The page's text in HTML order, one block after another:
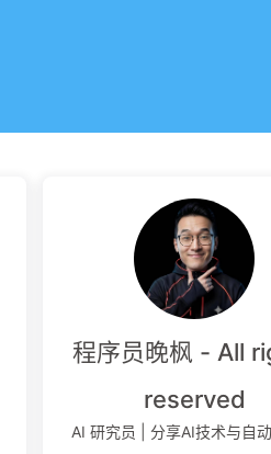
程序员晚枫 - All
reserved
AI 研究员 | 分享AI技术与自